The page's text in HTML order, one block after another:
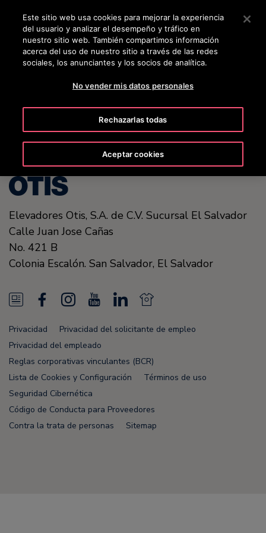
Pulse Intro para saltar al contenido principal
BUSCAR
United States (EN)
Elevadores Otis, S.A. de C.V. Sucursal El Salvador
Calle Juan Jose Cañas
No. 421 B
Colonia Escalón. San Salvador, El Salvador
N
e
w
s
F
e
e
c
e
b
o
o
I
n
s
t
a
g
r
o
T
u
b
e
L
k
e
d
i
N
e
F
e
e
Privacidad
Privacidad del solicitante de empleo
Privacidad del empleado
Reglas corporativas vinculantes (BCR)
Lista de Cookies y Configuración
Términos de uso
Seguridad Cibernética
Código de Conducta para Proveedores
Contra la trata de personas
Sitemap
Este sitio web usa cookies para mejorar la experiencia
del usuario y analizar el desempeño y tráfico en
nuestro sitio web. También compartimos información
acerca del uso de nuestro sitio a través de las redes
sociales, los anunciantes y los socios de analítica.
No vender mis datos personales
Rechazarlas todas
Aceptar cookies